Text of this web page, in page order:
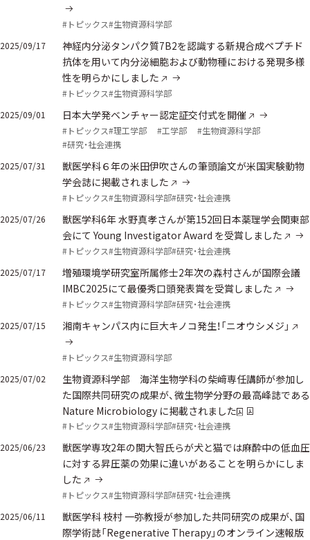
#トピックス#生物資源科学部
2025/09/17
神経内分泌タンパク質7B2を認識する新規合成ペプチド
抗体を用いて内分泌細胞および動物種における発現多様
性を明らかにしました
#トピックス#生物資源科学部
2025/09/01
日本大学発ベンチャー認定証交付式を開催
#トピックス#理工学部 #工学部
#生物資源科学部
#研究・社会連携
2025/07/31
獣医学科６年の米田伊吹さんの筆頭論文が米国実験動物
学会誌に掲載されました
#トピックス#生物資源科学部#研究・社会連携
2025/07/26
獣医学科6年 水野真孝さんが第152回日本薬理学会関東部
会にて Young Investigator Award を受賞しました
#トピックス#生物資源科学部#研究・社会連携
2025/07/17
増殖環境学研究室所属修士2年次の森村さんが国際会議
IMBC2025にて最優秀口頭発表賞を受賞しました
#トピックス#生物資源科学部#研究・社会連携
2025/07/15
湘南キャンパス内に巨大キノコ発生！「ニオウシメジ」
#トピックス#生物資源科学部
2025/07/02
生物資源科学部 海洋生物学科の柴﨑専任講師が参加し
た国際共同研究の成果が、微生物学分野の最高峰誌である
Nature Microbiology に掲載されました
#トピックス#生物資源科学部#研究・社会連携
2025/06/23
獣医学専攻2年の関大智氏らが犬と猫では麻酔中の低血圧
に対する昇圧薬の効果に違いがあることを明らかにしま
した
#トピックス#生物資源科学部#研究・社会連携
2025/06/11
獣医学科 枝村 一弥教授が参加した共同研究の成果が、国
際学術誌「Regenerative Therapy」のオンライン速報版